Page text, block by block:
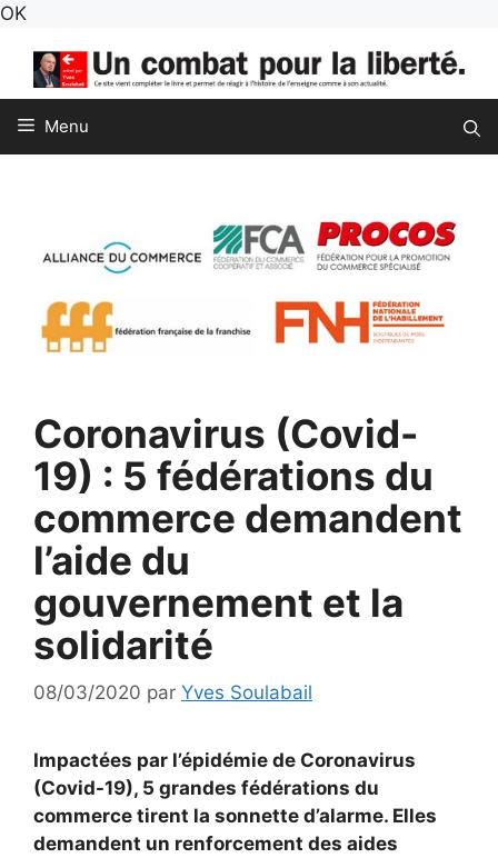
OKAller
contenu
Menu
Coronavirus (Covid-
19) : 5 fédérations du
commerce demandent
l’aide du
gouvernement et la
solidarité
08/03/2020 par Yves Soulabail
Impactées par l’épidémie de Coronavirus
(Covid-19), 5 grandes fédérations du
commerce tirent la sonnette d’alarme. Elles
demandent un renforcement des aides